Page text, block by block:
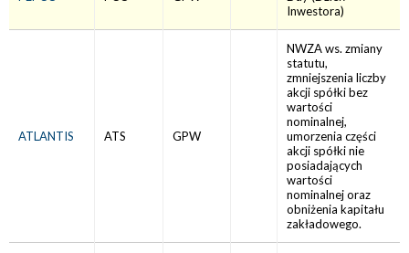
Inwestora)
ATLANTIS ATS GPW
NWZA ws. zmiany
statutu,
zmniejszenia liczby
akcji spółki bez
wartości
nominalnej,
umorzenia części
akcji spółki nie
posiadających
wartości
nominalnej oraz
obniżenia kapitału
zakładowego.